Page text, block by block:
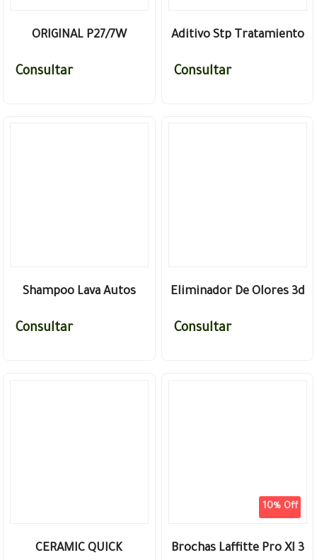
ORIGINAL P27/7W
Consultar
Aditivo Stp Tratamiento
Consultar
Shampoo Lava Autos
Consultar
Eliminador De Olores 3d
Neutralizador 142gr
Consultar
CERAMIC QUICK
10% Off
Brochas Laffitte Pro Xl 3